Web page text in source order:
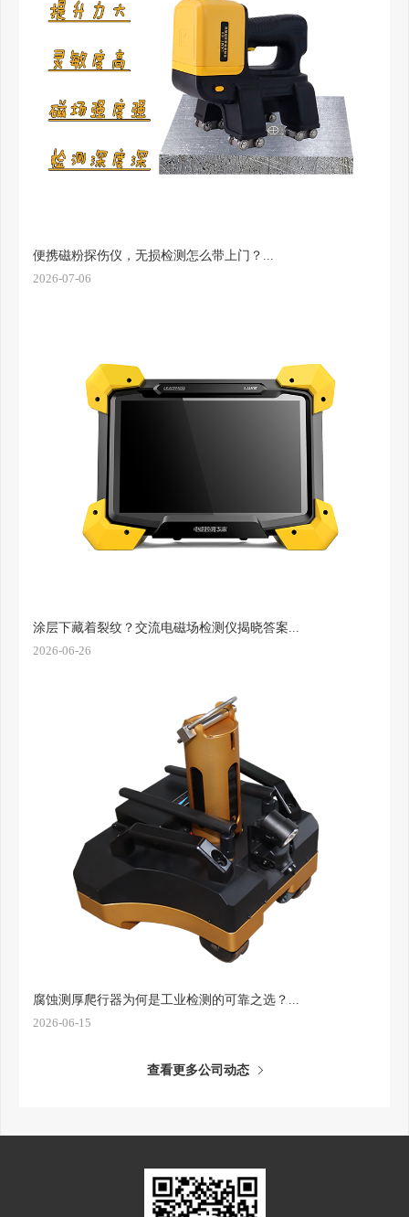
便携磁粉探伤仪，无损检测怎么带上门？...
2026-07-06
涂层下藏着裂纹？交流电磁场检测仪揭晓答案...
2026-06-26
腐蚀测厚爬行器为何是工业检测的可靠之选？...
2026-06-15
查看更多公司动态